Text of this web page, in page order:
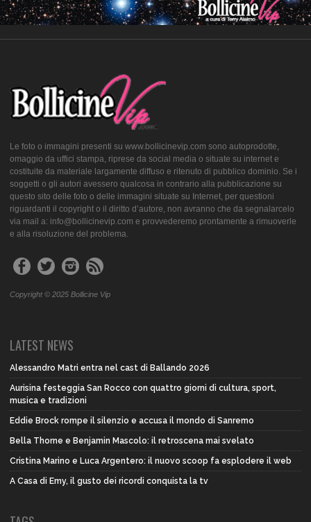
Le foto o immagini presenti su www.bollicinevip.com sono autoprodotte,
omaggio da uffici stampa, riprese da social media o situate su internet e
costituite da materiale largamente diffuso e ritenuto di pubblico dominio. Se i
soggetti o gli autori avessero qualcosa in contrario alla pubblicazione su
questo sito delle foto o delle immagini situate su Internet, per questioni
riguardanti il copyright o il diritto d’autore, non avranno che da segnalarcelo
via mail a: info@bollicinevip.com e provvederemo prontamente a rimuoverle
e alla risoluzione del problema.
Copyright © 2025 Bollicine Vip
LATEST NEWS
Alessandro Matri entra nel cast di Ballando 2026
Aurisina festeggia San Rocco con quattro giorni di cultura, sport,
musica e tradizioni
Eddie Brock rompe il silenzio e accusa il mondo di Sanremo
Bella Thorne e Benjamin Mascolo: il retroscena mai svelato
Cristina Marino e Luca Argentero: il nuovo scoop fa esplodere il web
A Casa di Emy, il gusto dei ricordi conquista la tv